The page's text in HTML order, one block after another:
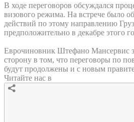
В ходе переговоров обсуждался
визового режима. На встрече было
действий по этому направлению
предположительно в декабре этого
Еврочиновник Штефано Мансервис
сторону в том, что переговоры по
будут продолжены и с новым
Читайте нас в